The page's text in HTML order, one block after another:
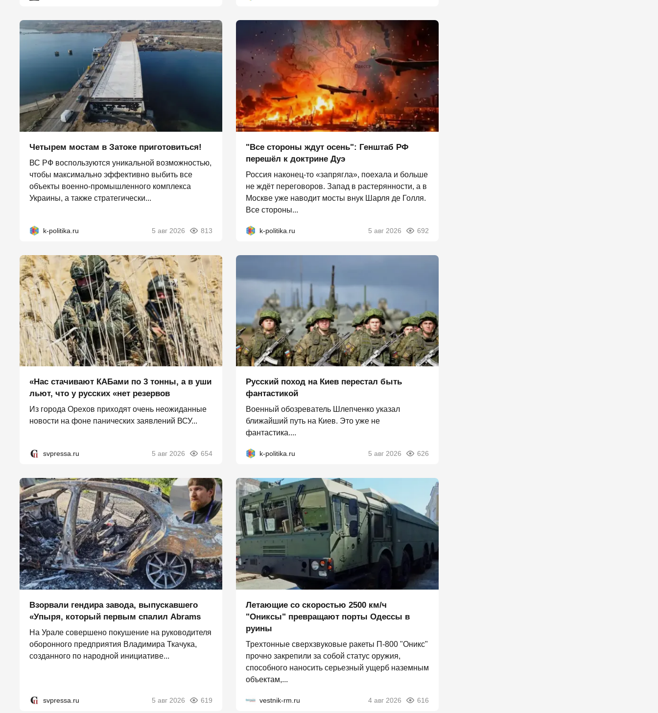
Четырем мостам в Затоке приготовиться!
ВС РФ воспользуются уникальной возможностью,
чтобы максимально эффективно выбить все
объекты военно-промышленного комплекса
Украины, а также стратегически...
k-politika.ru 5 авг 2026 813
"Все стороны ждут осень": Генштаб РФ
перешёл к доктрине Дуэ
Россия наконец-то «запрягла», поехала и больше
не ждёт переговоров. Запад в растерянности, а в
Москве уже наводит мосты внук Шарля де Голля.
Все стороны...
k-politika.ru 5 авг 2026 692
«Нас стачивают КАБами по 3 тонны, а в уши
льют, что у русских «нет резервов
Из города Орехов приходят очень неожиданные
новости на фоне панических заявлений ВСУ...
svpressa.ru 5 авг 2026 654
Русский поход на Киев перестал быть
фантастикой
Военный обозреватель Шлепченко указал
ближайший путь на Киев. Это уже не
фантастика....
k-politika.ru 5 авг 2026 626
Взорвали гендира завода, выпускавшего
«Упыря, который первым спалил Abrams
На Урале совершено покушение на руководителя
оборонного предприятия Владимира Ткачука,
созданного по народной инициативе...
svpressa.ru 5 авг 2026 619
Летающие со скоростью 2500 км/ч
"Ониксы" превращают порты Одессы в
руины
Трехтонные сверхзвуковые ракеты П‑800 "Оникс"
прочно закрепили за собой статус оружия,
способного наносить серьезный ущерб наземным
объектам,...
vestnik-rm.ru 4 авг 2026 616